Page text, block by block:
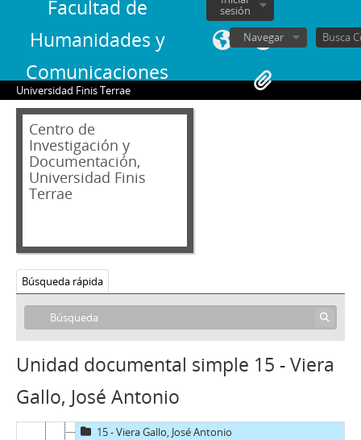
Facultad de
Humanidades y
Comunicaciones
sesión
Navegar
Universidad Finis Terrae
Centro de
Investigación y
Documentación,
Universidad Finis
Terrae
Búsqueda rápida
Unidad documental simple 15 - Viera
Gallo, José Antonio
01 - Archivo audiovisual
VT - Videos Testimoniales
CH - Cita con la Historia
00000 - Inventario Cita con la Historia
1 - Madariaga, Mónica
2 - Baraona Urzúa, Pablo
6 - Altamirano, Carlos
7 - Martínez Sotomayor, Carlos
8 - Jarpa Reyes, Sergio Onofre
9 - Videla, Ernesto
11 - Fuentealba, Renán
12 - Saenz, Orlando
13 - Gazmuri, Jaime
15 - Viera Gallo, José Antonio